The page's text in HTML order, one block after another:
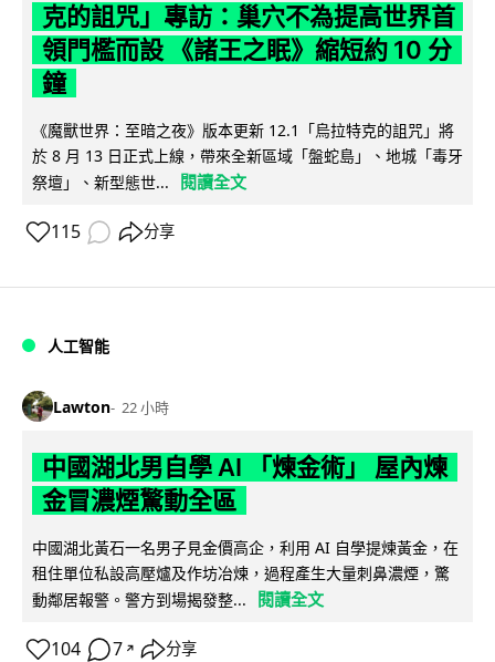
克的詛咒」專訪：巢穴不為提高世界首
領門檻而設 《諸王之眠》縮短約 10 分
鐘
《魔獸世界：至暗之夜》版本更新 12.1「烏拉特克的詛咒」將
於 8 月 13 日正式上線，帶來全新區域「盤蛇島」、地城「毒牙
祭壇」、新型態世...
閱讀全文
115 分享
人工智能
Lawton 22 小時
中國湖北男自學 AI 「煉金術」 屋內煉
金冒濃煙驚動全區
中國湖北黃石一名男子見金價高企，利用 AI 自學提煉黃金，在
租住單位私設高壓爐及作坊冶煉，過程產生大量刺鼻濃煙，驚
動鄰居報警。警方到場揭發整...
閱讀全文
104 7 ↗ 分享